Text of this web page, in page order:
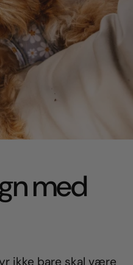
med
ikke bare skal være